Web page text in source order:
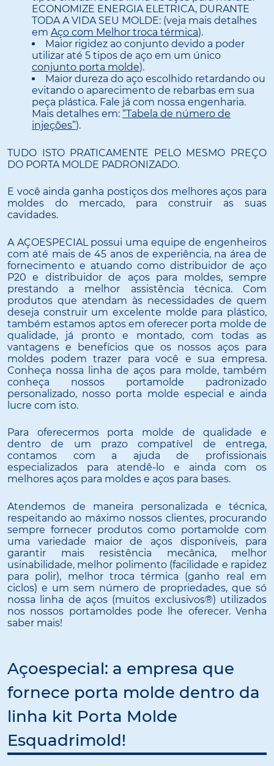
ECONOMIZE ENERGIA ELETRICA, DURANTE
TODA A VIDA SEU MOLDE: (veja mais detalhes
em Aço com Melhor troca térmica).
Maior rigidez ao conjunto devido a poder
utilizar até 5 tipos de aço em um único
conjunto porta molde).
Maior dureza do aço escolhido retardando ou
evitando o aparecimento de rebarbas em sua
peça plástica. Fale já com nossa engenharia.
Mais detalhes em: “Tabela de número de
injeções”).
TUDO ISTO PRATICAMENTE PELO MESMO PREÇO
DO PORTA MOLDE PADRONIZADO.
E você ainda ganha postiços dos melhores aços para
moldes do mercado, para construir as suas
cavidades.
A AÇOESPECIAL possui uma equipe de engenheiros
com até mais de 45 anos de experiência, na área de
fornecimento e atuando como distribuidor de aço
P20 e distribuidor de aços para moldes, sempre
prestando a melhor assistência técnica. Com
produtos que atendam às necessidades de quem
deseja construir um excelente molde para plástico,
também estamos aptos em oferecer porta molde de
qualidade, já pronto e montado, com todas as
vantagens e benefícios que os nossos aços para
moldes podem trazer para você e sua empresa.
Conheça nossa linha de aços para molde, também
conheça nossos portamolde padronizado
personalizado, nosso porta molde especial e ainda
lucre com isto.
Para oferecermos porta molde de qualidade e
dentro de um prazo compatível de entrega,
contamos com a ajuda de profissionais
especializados para atendê-lo e ainda com os
melhores aços para moldes e aços para bases.
Atendemos de maneira personalizada e técnica,
respeitando ao máximo nossos clientes, procurando
sempre fornecer produtos como portamolde com
uma variedade maior de aços disponíveis, para
garantir mais resistência mecânica, melhor
usinabilidade, melhor polimento (facilidade e rapidez
para polir), melhor troca térmica (ganho real em
ciclos) e um sem número de propriedades, que só
nossa linha de aços (muitos exclusivos®) utilizados
nos nossos portamoldes pode lhe oferecer. Venha
saber mais!
Açoespecial: a empresa que
fornece porta molde dentro da
linha kit Porta Molde
Esquadrimold!